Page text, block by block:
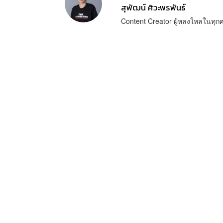
สุพัฒน์ ศิวะพรพันธ์
Content Creator ผู้หลงใหลใน